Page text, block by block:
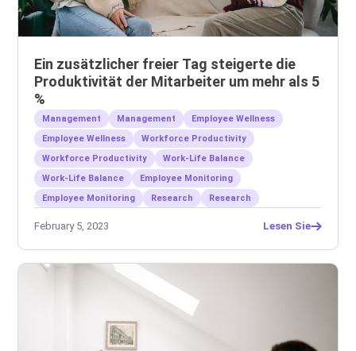
Ein zusätzlicher freier Tag steigerte die
Produktivität der Mitarbeiter um mehr als 5
%
Management Management
Employee Wellness
Employee Wellness
Workforce Productivity
Workforce Productivity
Work-Life Balance
Work-Life Balance
Employee Monitoring
Employee Monitoring
Research Research
February 5, 2023 Lesen Sie